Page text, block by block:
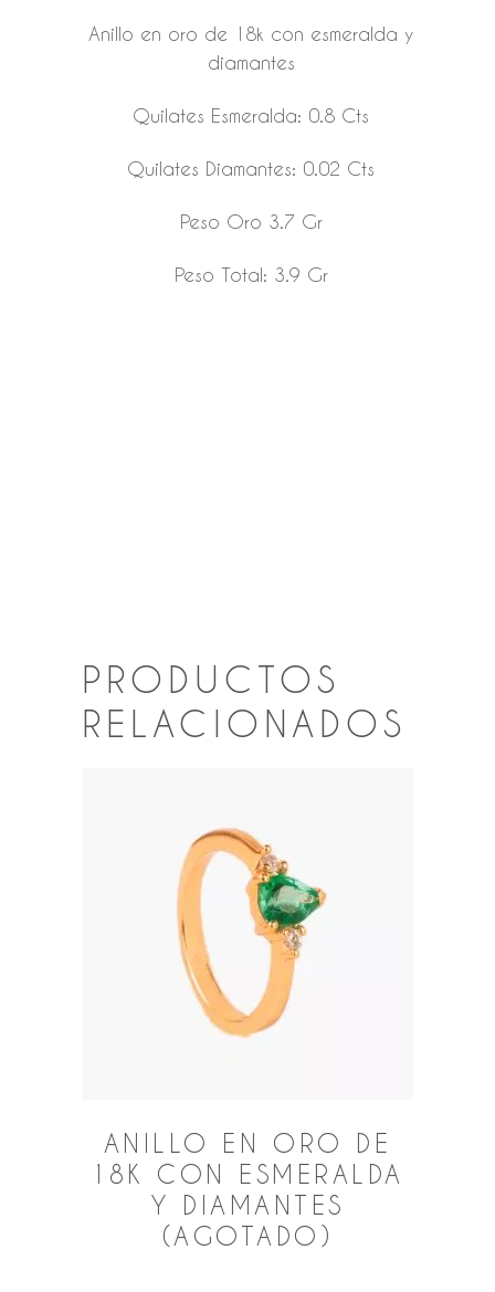
Anillo en oro de 18k con esmeralda y
diamantes
Quilates Esmeralda: 0.8 Cts
Quilates Diamantes: 0.02 Cts
Peso Oro 3.7 Gr
Peso Total: 3.9 Gr
PRODUCTOS
RELACIONADOS
ANILLO EN ORO DE
18K CON ESMERALDA
Y DIAMANTES
(AGOTADO)